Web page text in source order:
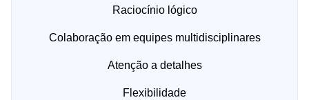
Raciocínio lógico
Colaboração em equipes multidisciplinares
Atenção a detalhes
Flexibilidade